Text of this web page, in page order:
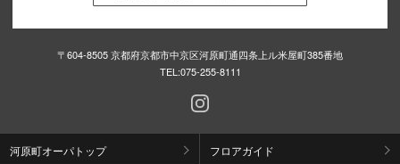
〒604-8505 京都府京都市中京区河原町通四条上ル米屋町385番地
TEL:075-255-8111
河原町オーパトップ フロアガイド